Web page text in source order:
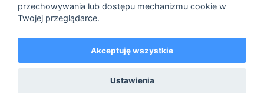
przechowywania lub dostępu mechanizmu cookie w
Twojej przeglądarce.
Akceptuję wszystkie
Ustawienia